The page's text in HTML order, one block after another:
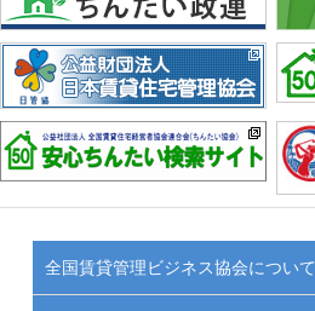
全国賃貸管理ビジネス協会について